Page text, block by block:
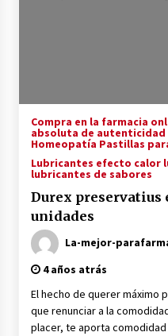
Compra en la farmacia
absoluta de autenticidad
Homeopatía Pastillas
Lubricantes efecto calor
lubricantes de sabores
Durex preservatius
unidades
La-mejor-
4 años atrás
El hecho de querer máximo
que renunciar a la
placer, te aporta